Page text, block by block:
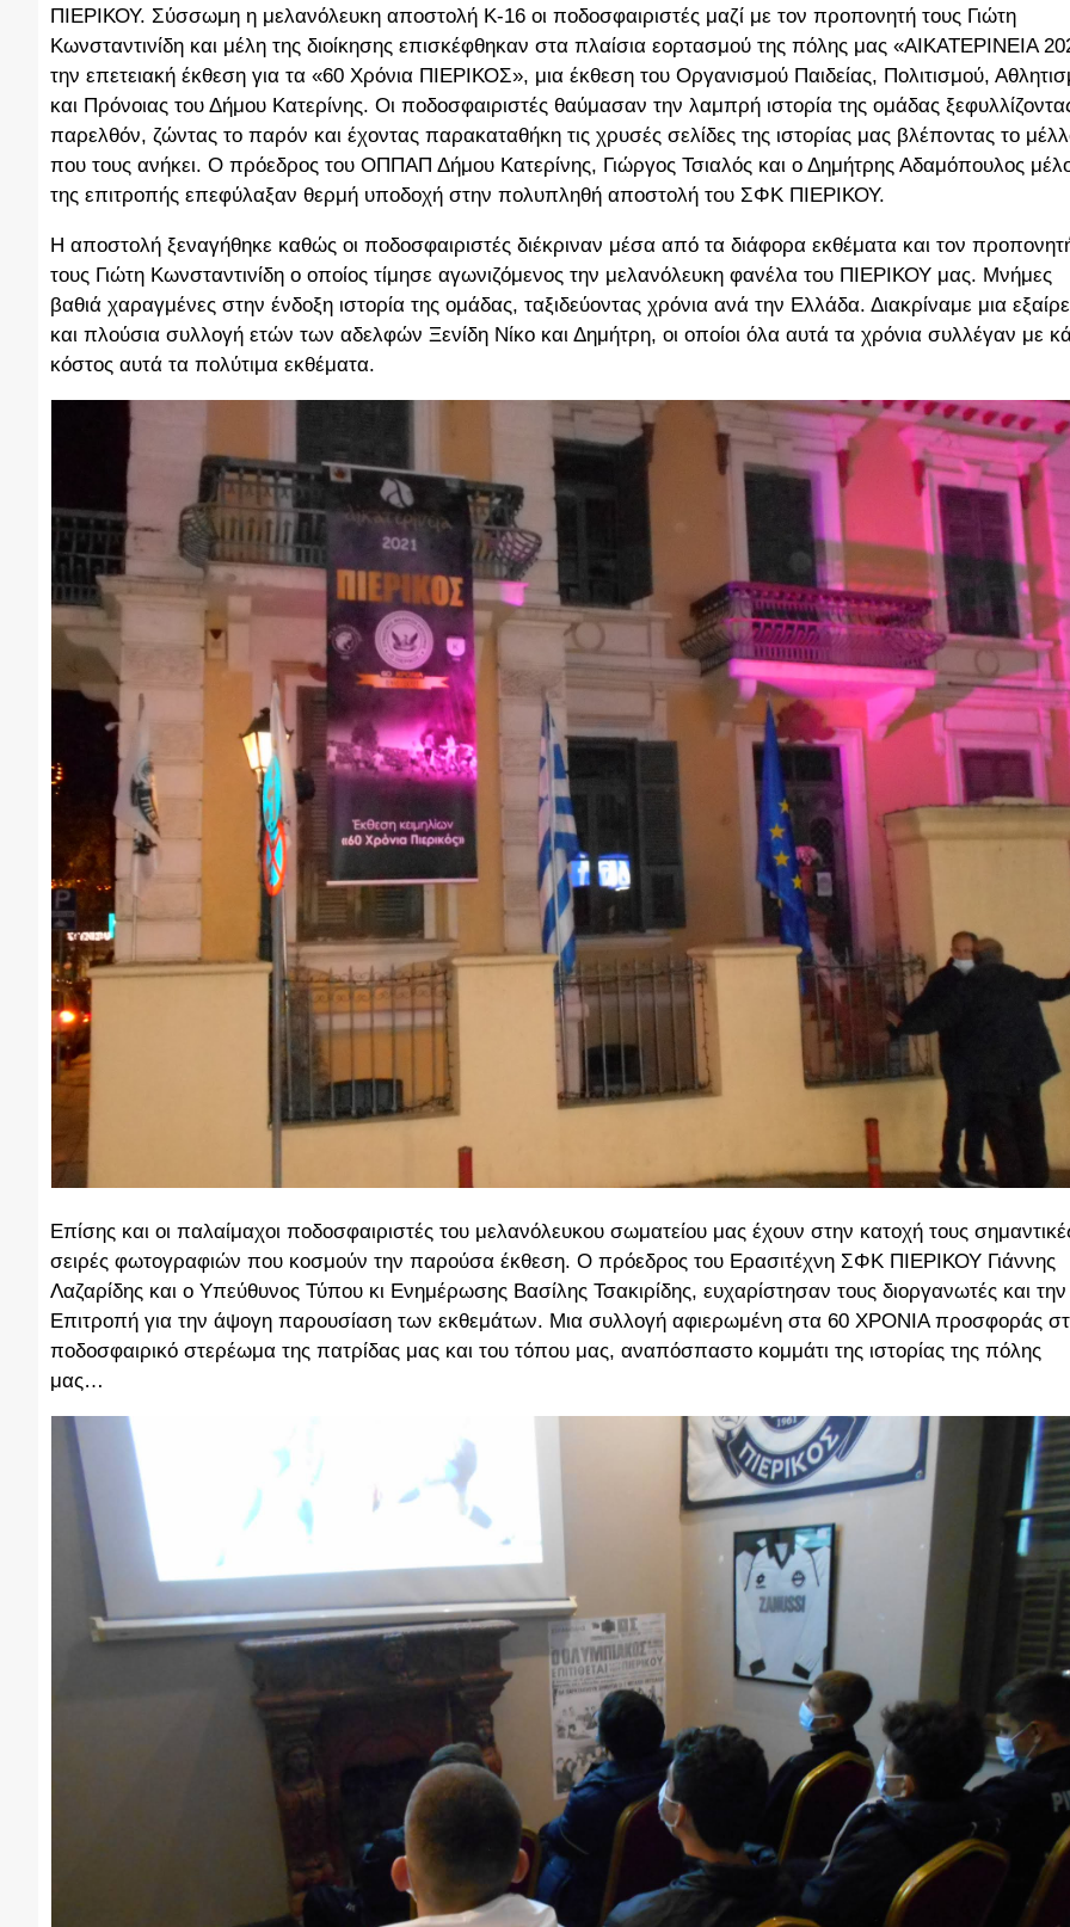
ΠΙΕΡΙΚΟΥ. Σύσσωμη η μελανόλευκη αποστολή Κ-16 οι ποδοσφαιριστές μαζί με τον προπονητή τους Γιώτη
Κωνσταντινίδη και μέλη της διοίκησης επισκέφθηκαν στα πλαίσια εορτασμού της πόλης μας «ΑΙΚΑΤΕΡΙΝΕΙΑ
την επετειακή έκθεση για τα «60 Χρόνια ΠΙΕΡΙΚΟΣ», μια έκθεση του Οργανισμού Παιδείας, Πολιτισμού,
και Πρόνοιας του Δήμου Κατερίνης. Οι ποδοσφαιριστές θαύμασαν την λαμπρή ιστορία της ομάδας
παρελθόν, ζώντας το παρόν και έχοντας παρακαταθήκη τις χρυσές σελίδες της ιστορίας μας βλέποντας το
που τους ανήκει. Ο πρόεδρος του ΟΠΠΑΠ Δήμου Κατερίνης, Γιώργος Τσιαλός και ο Δημήτρης Αδαμόπουλος
της επιτροπής επεφύλαξαν θερμή υποδοχή στην πολυπληθή αποστολή του ΣΦΚ ΠΙΕΡΙΚΟΥ.
Η αποστολή ξεναγήθηκε καθώς οι ποδοσφαιριστές διέκριναν μέσα από τα διάφορα εκθέματα και τον
τους Γιώτη Κωνσταντινίδη ο οποίος τίμησε αγωνιζόμενος την μελανόλευκη φανέλα του ΠΙΕΡΙΚΟΥ μας. Μνήμες
βαθιά χαραγμένες στην ένδοξη ιστορία της ομάδας, ταξιδεύοντας χρόνια ανά την Ελλάδα. Διακρίναμε μια
και πλούσια συλλογή ετών των αδελφών Ξενίδη Νίκο και Δημήτρη, οι οποίοι όλα αυτά τα χρόνια συλλέγαν με
κόστος αυτά τα πολύτιμα εκθέματα.
Επίσης και οι παλαίμαχοι ποδοσφαιριστές του μελανόλευκου σωματείου μας έχουν στην κατοχή τους
σειρές φωτογραφιών που κοσμούν την παρούσα έκθεση. Ο πρόεδρος του Ερασιτέχνη ΣΦΚ ΠΙΕΡΙΚΟΥ Γιάννης
Λαζαρίδης και ο Υπεύθυνος Τύπου κι Ενημέρωσης Βασίλης Τσακιρίδης, ευχαρίστησαν τους διοργανωτές και την
Επιτροπή για την άψογη παρουσίαση των εκθεμάτων. Μια συλλογή αφιερωμένη στα 60 ΧΡΟΝΙΑ προσφοράς
ποδοσφαιρικό στερέωμα της πατρίδας μας και του τόπου μας, αναπόσπαστο κομμάτι της ιστορίας της πόλης
μας…